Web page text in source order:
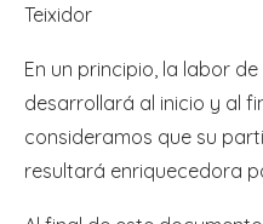
Teixidor
En un principio, la labor
desarrollará al inicio y al
consideramos que su
resultará enriquecedora